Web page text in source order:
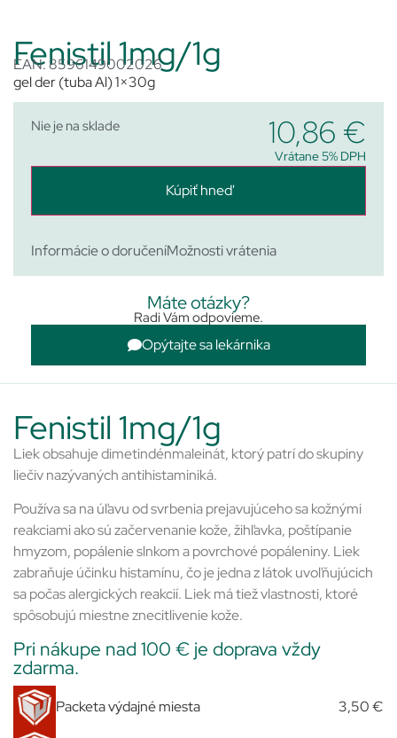
Fenistil 1mg/1g
EAN: 8596149002026
gel der (tuba Al) 1×30g
Nie je na sklade 10,86 €
Vrátane 5% DPH
Kúpiť hneď
Informácie o doručeníMožnosti vrátenia
Máte otázky?
Radi Vám odpovieme.
Opýtajte sa lekárnika
Fenistil 1mg/1g
Liek obsahuje dimetindénmaleinát, ktorý patrí do skupiny
liečiv nazývaných antihistaminiká.
Používa sa na úľavu od svrbenia prejavujúceho sa kožnými
reakciami ako sú začervenanie kože, žihľavka, poštípanie
hmyzom, popálenie slnkom a povrchové popáleniny. Liek
zabraňuje účinku histamínu, čo je jedna z látok uvoľňujúcich
sa počas alergických reakcií. Liek má tiež vlastnosti, ktoré
spôsobujú miestne znecitlivenie kože.
Pri nákupe nad 100 € je doprava vždy
zdarma.
Packeta výdajné miesta 3,50 €